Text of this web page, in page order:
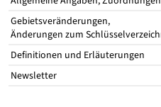
Gebietsveränderungen,
Änderungen zum
Definitionen und Erläuterungen
Newsletter